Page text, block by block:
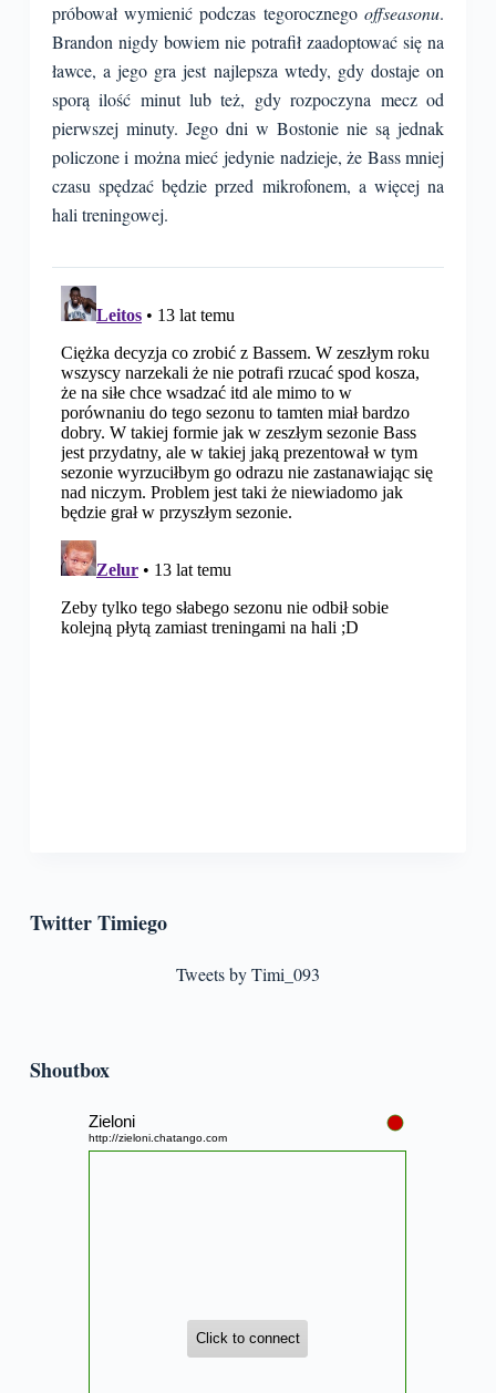
próbował wymienić podczas tegorocznegooffseasonu.
Brandon nigdy bowiem nie potrafił zaadoptować się na
ławce, a jego gra jest najlepsza wtedy, gdy dostaje on
sporą ilość minut lub też, gdy rozpoczyna mecz od
pierwszej minuty. Jego dni w Bostonie nie są jednak
policzone i można mieć jedynie nadzieje, że Bass mniej
czasu spędzać będzie przed mikrofonem, a więcej na
hali treningowej.
Twitter Timiego
Tweets by Timi_093
Shoutbox